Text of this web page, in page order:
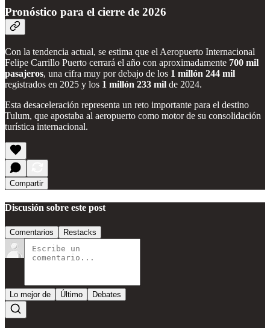
Pronóstico para el cierre de 2026
Con la tendencia actual, se estima que el Aeropuerto Internacional
Felipe Carrillo Puerto cerrará el año con aproximadamente 700 mil
pasajeros, una cifra muy por debajo de los 1 millón 244 mil
registrados en 2025 y los 1 millón 233 mil de 2024.
Esta desaceleración representa un reto importante para el destino
Tulum, que apostaba al aeropuerto como motor de su consolidación
turística internacional.
Compartir
Discusión sobre este post
Comentarios Restacks
Lo mejor de Último Debates